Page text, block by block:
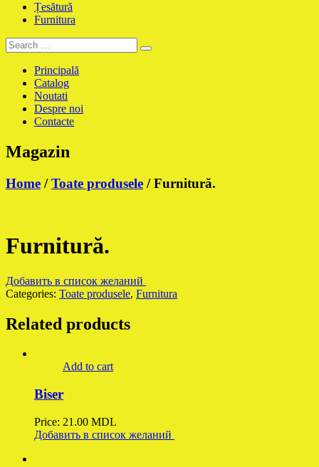
Țesătură
Furnitura
Principală
Catalog
Noutati
Despre noi
Contacte
Magazin
Home /Toate produsele / Furnitură.
Furnitură.
Добавить в список желаний
Categories: Toate produsele, Furnitura
Related products
Add to cart
Biser
Price: 21.00 MDL
Добавить в список желаний